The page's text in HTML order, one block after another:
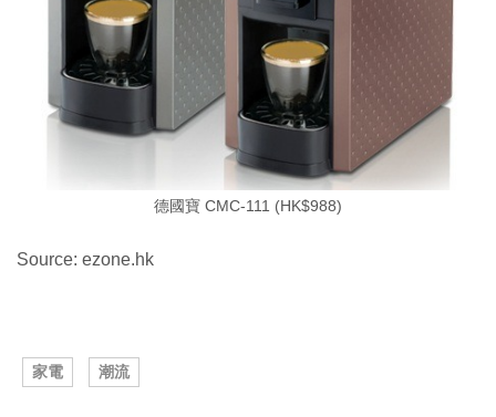
德國寶 CMC-111 (HK$988)
Source: ezone.hk
家電 潮流